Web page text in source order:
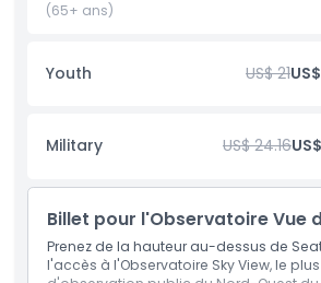
Exclus
Heures d'ouverture
À savoir
(65+ ans)
Youth US$ 21
Military US$ 24.16
Billet pour l'Observatoire Vue
Prenez de la hauteur au-dessus de
l'accès à l'Observatoire Sky View, le